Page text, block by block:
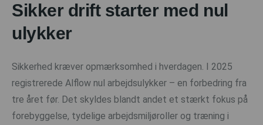
Sikker drift starter med nul
ulykker
Sikkerhed kræver opmærksomhed i hverdagen. I 2025
registrerede Alflow nul arbejdsulykker – en forbedring fra
tre året før. Det skyldes blandt andet et stærkt fokus på
forebyggelse, tydelige arbejdsmiljøroller og træning i